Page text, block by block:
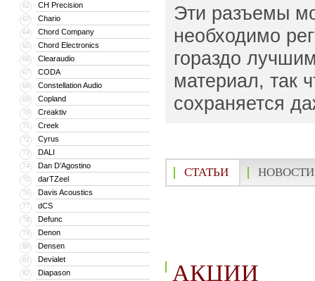
62 CH Precision
63 Chario
64 Chord Company
65 Chord Electronics
66 Clearaudio
67 CODA
68 Constellation Audio
69 Copland
70 Creaktiv
71 Creek
72 Cyrus
73 DALI
74 Dan D’Agostino
75 darTZeel
76 Davis Acoustics
77 dCS
78 Defunc
79 Denon
80 Densen
81 Devialet
82 Diapason
Эти разъемы
необходимо
гораздо
материал, так
сохраняется
СТАТЬИ НОВОСТИ
АКЦИИ